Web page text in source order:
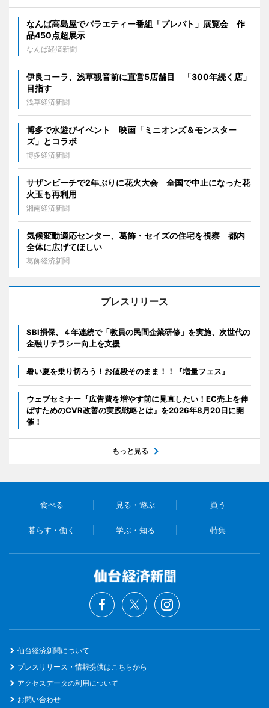
なんば高島屋でバラエティー番組「プレバト」展覧会 作
品450点超展示
なんば経済新聞
伊良コーラ、浅草観音前に直営5店舗目 「300年続く店」
目指す
浅草経済新聞
博多で水遊びイベント 映画「ミニオンズ＆モンスター
ズ」とコラボ
博多経済新聞
サザンビーチで2年ぶりに花火大会 全国で中止になった花
火玉も再利用
湘南経済新聞
気候変動適応センター、葛飾・セイズの住宅を視察 都内
全体に広げてほしい
葛飾経済新聞
プレスリリース
SBI損保、４年連続で「教員の民間企業研修」を実施、次世代の
金融リテラシー向上を支援
暑い夏を乗り切ろう！お値段そのまま！！『増量フェス』
ウェブセミナー『広告費を増やす前に見直したい！EC売上を伸
ばすためのCVR改善の実践戦略とは』を2026年8月20日に開
催！
もっと見る
食べる 見る・遊ぶ 買う
暮らす・働く 学ぶ・知る 特集
仙台経済新聞について
プレスリリース・情報提供はこちらから
アクセスデータの利用について
お問い合わせ